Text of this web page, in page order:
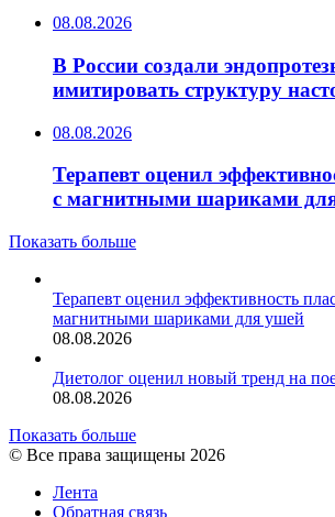
08.08.2026
В России создали
имитировать структуру
08.08.2026
Терапевт оценил
с магнитными шариками
Показать больше
Терапевт оценил эффективность
магнитными шариками для ушей
08.08.2026
Диетолог оценил новый тренд на
08.08.2026
Показать больше
© Все права защищены 2026
Лента
Обратная связь